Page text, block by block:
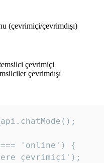
(çevrimiçi/çevrimdışı)
çevrimiçi
çevrimdışı
'online') {
çevrimiçi');